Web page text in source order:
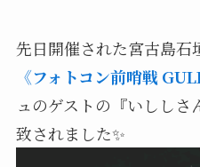
先日開催された宮古島石
《フォトコン前哨戦
ュのゲストの『いししさ
致されました✨